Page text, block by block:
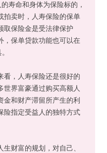
寿命和身体为保险标的，
拍卖时，人寿保险的保单
取保险金是受法律保护
，保单贷款功能也可以在
看，人寿保险还是很好的
世界富豪通过购买高额人
金和财产滞留所产生的利
险指定受益人的独特方式
财富的规划，对自己、